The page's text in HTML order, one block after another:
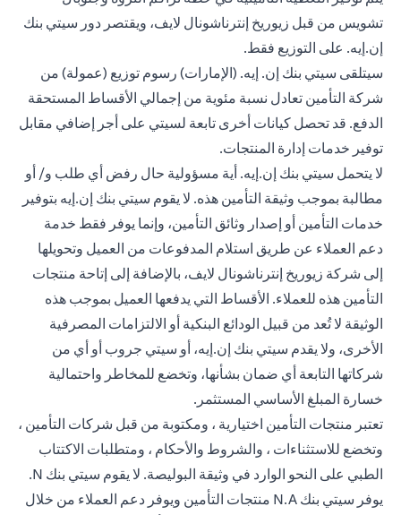
تشويس من قبل زيوريخ إنترناشونال لايف، ويقتصر دور سيتي بنك
إن.إيه. على التوزيع فقط.
سيتلقى سيتي بنك إن. إيه. (الإمارات) رسوم توزيع (عمولة) من
شركة التأمين تعادل نسبة مئوية من إجمالي الأقساط المستحقة
الدفع. قد تحصل كيانات أخرى تابعة لسيتي على أجر إضافي مقابل
توفير خدمات إدارة المنتجات.
لا يتحمل سيتي بنك إن.إيه. أية مسؤولية حال رفض أي طلب و/ أو
مطالبة بموجب وثيقة التأمين هذه. لا يقوم سيتي بنك إن.إيه بتوفير
خدمات التأمين أو إصدار وثائق التأمين، وإنما يوفر فقط خدمة
دعم العملاء عن طريق استلام المدفوعات من العميل وتحويلها
إلى شركة زيوريخ إنترناشونال لايف، بالإضافة إلى إتاحة منتجات
التأمين هذه للعملاء. الأقساط التي يدفعها العميل بموجب هذه
الوثيقة لا تُعد من قبيل الودائع البنكية أو الالتزامات المصرفية
الأخرى، ولا يقدم سيتي بنك إن.إيه، أو سيتي جروب أو أي من
شركاتها التابعة أي ضمان بشأنها، وتخضع للمخاطر واحتمالية
خسارة المبلغ الأساسي المستثمر.
تعتبر منتجات التأمين اختيارية ، ومكتوبة من قبل شركات التأمين ،
وتخضع للاستثناءات ، والشروط والأحكام ، ومتطلبات الاكتتاب
الطبي على النحو الوارد في وثيقة البوليصة. لا يقوم سيتي بنك N.
يوفر سيتي بنك N.A منتجات التأمين ويوفر دعم العملاء من خلال